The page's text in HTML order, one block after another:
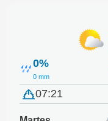
0%
0 mm
07:21